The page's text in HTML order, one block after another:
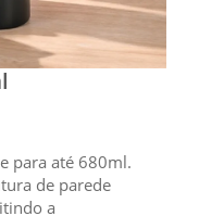
para até 680ml.
de parede
a